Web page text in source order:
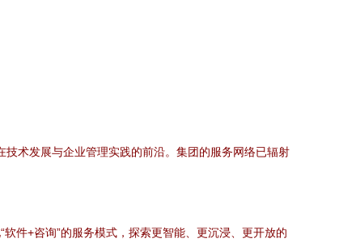
术发展与企业管理实践的前沿。集团的服务网络已辐射
件+咨询”的服务模式，探索更智能、更沉浸、更开放的